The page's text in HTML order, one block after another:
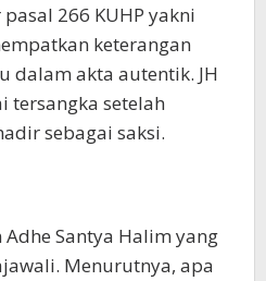
266 KUHP yakni
keterangan
dalam akta autentik. JH
tersangka setelah
sebagai saksi.
Santya Halim yang
Menurutnya, apa